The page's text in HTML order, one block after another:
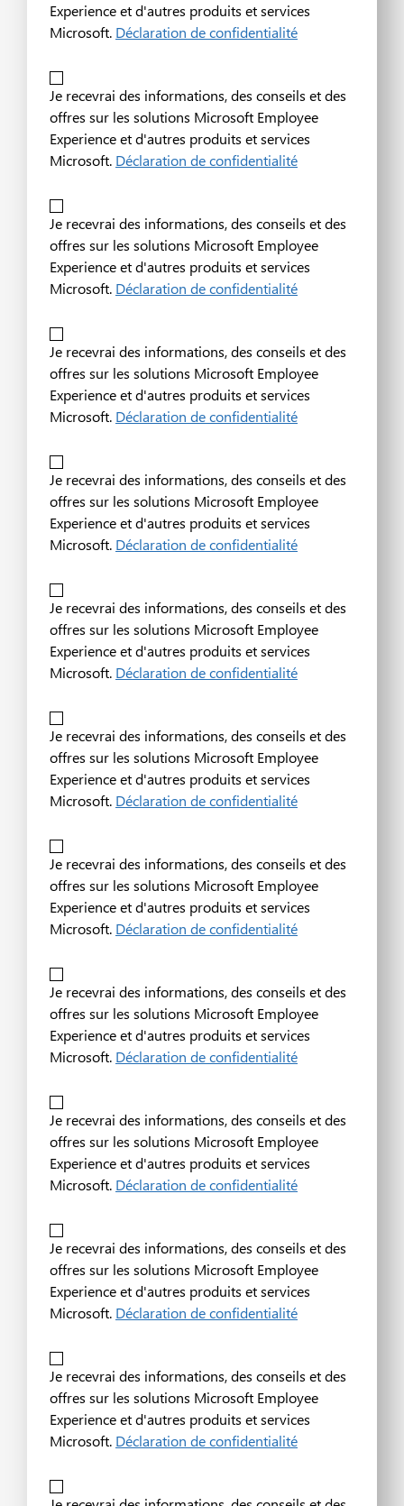
Experience et d'autres produits et services
Microsoft. Déclaration de confidentialité
Je recevrai des informations, des conseils et des
offres sur les solutions Microsoft Employee
Experience et d'autres produits et services
Microsoft. Déclaration de confidentialité
Je recevrai des informations, des conseils et des
offres sur les solutions Microsoft Employee
Experience et d'autres produits et services
Microsoft. Déclaration de confidentialité
Je recevrai des informations, des conseils et des
offres sur les solutions Microsoft Employee
Experience et d'autres produits et services
Microsoft. Déclaration de confidentialité
Je recevrai des informations, des conseils et des
offres sur les solutions Microsoft Employee
Experience et d'autres produits et services
Microsoft. Déclaration de confidentialité
Je recevrai des informations, des conseils et des
offres sur les solutions Microsoft Employee
Experience et d'autres produits et services
Microsoft. Déclaration de confidentialité
Je recevrai des informations, des conseils et des
offres sur les solutions Microsoft Employee
Experience et d'autres produits et services
Microsoft. Déclaration de confidentialité
Je recevrai des informations, des conseils et des
offres sur les solutions Microsoft Employee
Experience et d'autres produits et services
Microsoft. Déclaration de confidentialité
Je recevrai des informations, des conseils et des
offres sur les solutions Microsoft Employee
Experience et d'autres produits et services
Microsoft. Déclaration de confidentialité
Je recevrai des informations, des conseils et des
offres sur les solutions Microsoft Employee
Experience et d'autres produits et services
Microsoft. Déclaration de confidentialité
Je recevrai des informations, des conseils et des
offres sur les solutions Microsoft Employee
Experience et d'autres produits et services
Microsoft. Déclaration de confidentialité
Je recevrai des informations, des conseils et des
offres sur les solutions Microsoft Employee
Experience et d'autres produits et services
Microsoft. Déclaration de confidentialité